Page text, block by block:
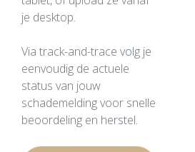
je desktop.
Via track-and-trace volg je
eenvoudig de actuele
status van jouw
schademelding voor snelle
beoordeling en herstel.